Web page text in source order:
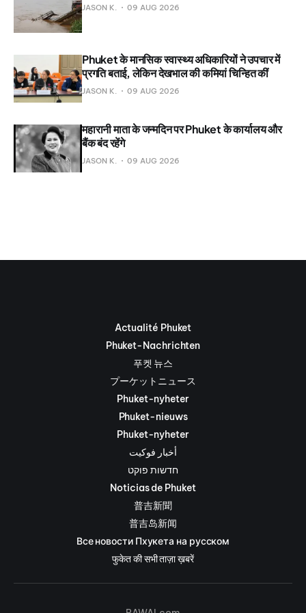
JASON K. 09 AUG 2026
Phuket के मानसिक स्वास्थ्य अधिकारियों ने उपचार में
प्रगति बताई, लेकिन देखभाल की कमियां चिन्हित कीं
JASON K. 09 AUG 2026
महारानी माता के जन्मदिन पर Phuket के कार्यालय और
बैंक बंद रहेंगे
JASON K. 09 AUG 2026
Actualité Phuket
Phuket-Nachrichten
푸켓 뉴스
プーケットニュース
Phuket-nyheter
Phuket-nieuws
Phuket-nyheter
أخبار فوكيت
חדשות פוקט
Noticias de Phuket
普吉新聞
普吉岛新闻
Все новости Пхукета на русском
फुकेत की सभी ताज़ा ख़बरें